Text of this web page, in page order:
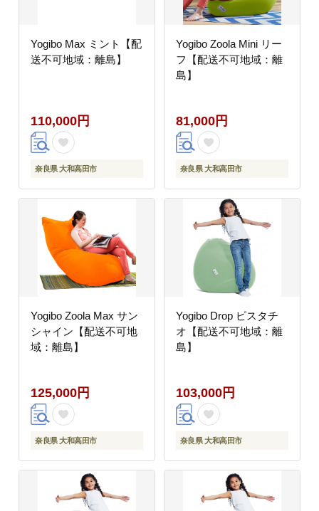
Yogibo Max ミント【配
送不可地域：離島】
110,000円
奈良県 大和高田市
Yogibo Zoola Mini リー
フ【配送不可地域：離
島】
81,000円
奈良県 大和高田市
Yogibo Zoola Max サン
シャイン【配送不可地
域：離島】
125,000円
奈良県 大和高田市
Yogibo Drop ピスタチ
オ【配送不可地域：離
島】
103,000円
奈良県 大和高田市